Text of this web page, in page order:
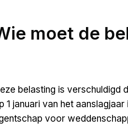
moet de
belasting is verschuldigd
1 januari van het
voor